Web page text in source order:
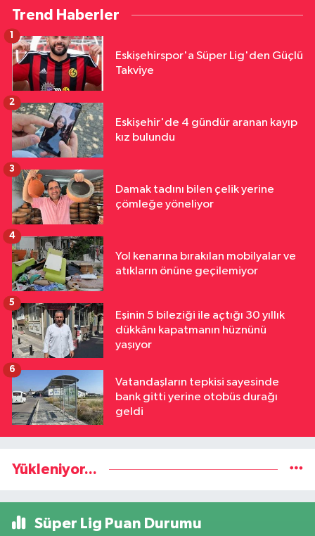
Trend Haberler
Eskişehirspor'a Süper Lig'den Güçlü
Takviye
1
Eskişehir'de 4 gündür aranan kayıp
kız bulundu
2
Damak tadını bilen çelik yerine
çömleğe yöneliyor
3
Yol kenarına bırakılan mobilyalar ve
atıkların önüne geçilemiyor
4
Eşinin 5 bileziği ile açtığı 30 yıllık
dükkânı kapatmanın hüznünü
yaşıyor
5
Vatandaşların tepkisi sayesinde
bank gitti yerine otobüs durağı
geldi
6
Yükleniyor...
Süper Lig Puan Durumu